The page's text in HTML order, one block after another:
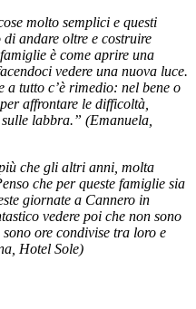
molto semplici e questi
andare oltre e costruire
è come aprire una
vedere una nuova luce.
a tutto c’è rimedio: nel bene o
affrontare le difficoltà,
labbra.” (Emanuela,
che gli altri anni, molta
che per queste famiglie sia
giornate a Cannero in
vedere poi che non sono
ore condivise tra loro e
Hotel Sole)